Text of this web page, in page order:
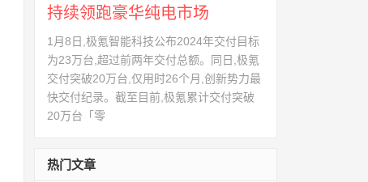
持续领跑豪华纯电市场
1月8日,极氪智能科技公布2024年交付目标
为23万台,超过前两年交付总额。同日,极氪
交付突破20万台,仅用时26个月,创新势力最
快交付纪录。截至目前,极氪累计交付突破
20万台「零
热门文章